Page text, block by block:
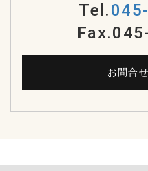
Tel.
お問合